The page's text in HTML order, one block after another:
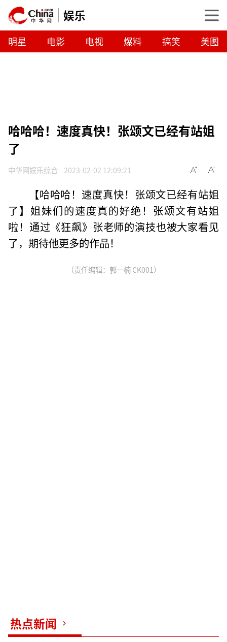
娱乐
明星 电影 电视 爆料 搞笑 美图
哈哈哈！速度真快！张颂文已经有站姐
了
中华网娱乐综合 2023-02-02 12:09:21
【哈哈哈！速度真快！张颂文已经有站姐
了】姐妹们的速度真的好绝！张颂文有站姐
啦！通过《狂飙》张老师的演技也被大家看见
了，期待他更多的作品！
（责任编辑：郭一楠 CK001）
热点新闻